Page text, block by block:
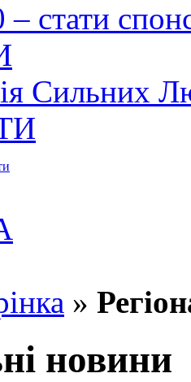
стати
Сильних
»
новини